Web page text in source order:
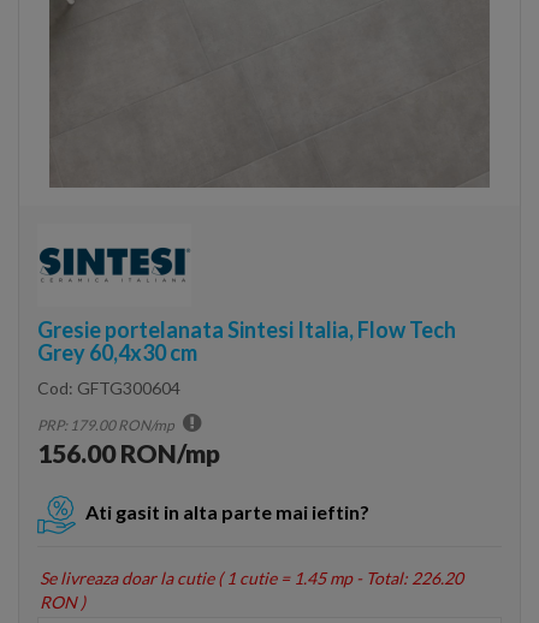
Gresie portelanata Sintesi Italia, Flow Tech
Grey 60,4x30 cm
Cod: GFTG300604
PRP: 179.00 RON/mp
156.00 RON/mp
Ati gasit in alta parte mai ieftin?
Se livreaza doar la cutie (1 cutie = 1.45 mp - Total: 226.20
RON )